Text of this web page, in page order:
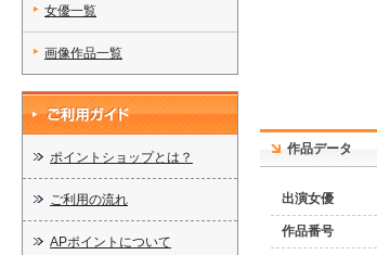
作品データ
出演女優
作品番号
女優一覧
画像作品一覧
ポイントショップとは？
ご利用の流れ
APポイントについて